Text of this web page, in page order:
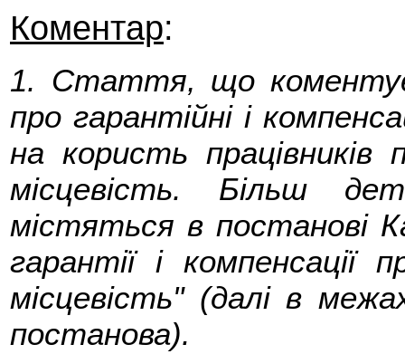
Коментар:
1. Стаття, що
про гарантійні і
на користь працівників
місцевість. Більш
містяться в постанові
гарантії і компенсації
місцевість" (далі в
постанова).